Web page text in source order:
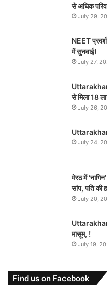
से अधिक
July 29,
NEET
में सुनवाई!
July 27,
से मिला 18
July 26,
July 24,
मेरठ में
सांप, पति की
July 20,
मासूम, !
July 19,
Find us on Facebook